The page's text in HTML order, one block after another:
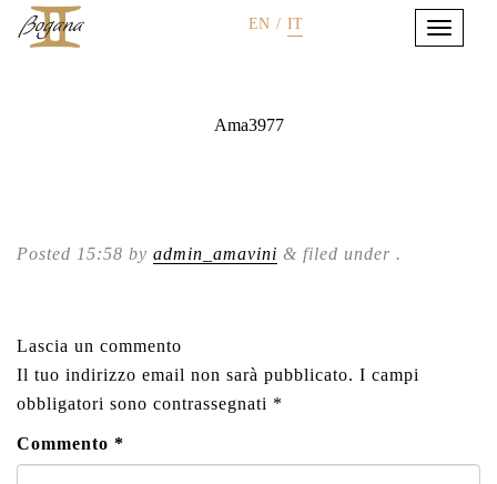
EN / IT
Ama3977
Posted 15:58 by admin_amavini & filed under .
Lascia un commento
Il tuo indirizzo email non sarà pubblicato. I campi
obbligatori sono contrassegnati *
Commento *